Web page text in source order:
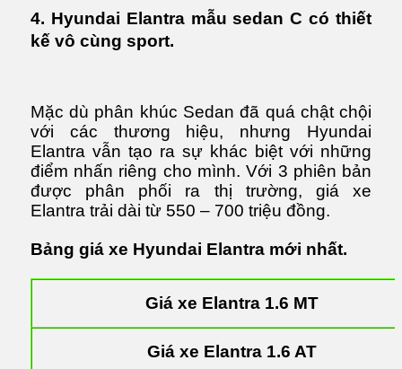
4. Hyundai Elantra mẫu sedan C có thiết
kế vô cùng sport.
Mặc dù phân khúc Sedan đã quá chật chội
với các thương hiệu, nhưng Hyundai
Elantra vẫn tạo ra sự khác biệt với những
điểm nhấn riêng cho mình. Với 3 phiên bản
được phân phối ra thị trường, giá xe
Elantra trải dài từ 550 – 700 triệu đồng.
Bảng giá xe Hyundai Elantra mới nhất.
Giá xe Elantra 1.6 MT
Giá xe Elantra 1.6 AT